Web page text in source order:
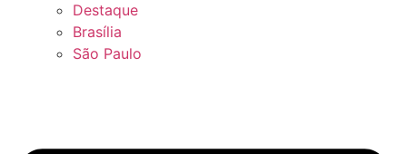
Destaque
Brasília
São Paulo